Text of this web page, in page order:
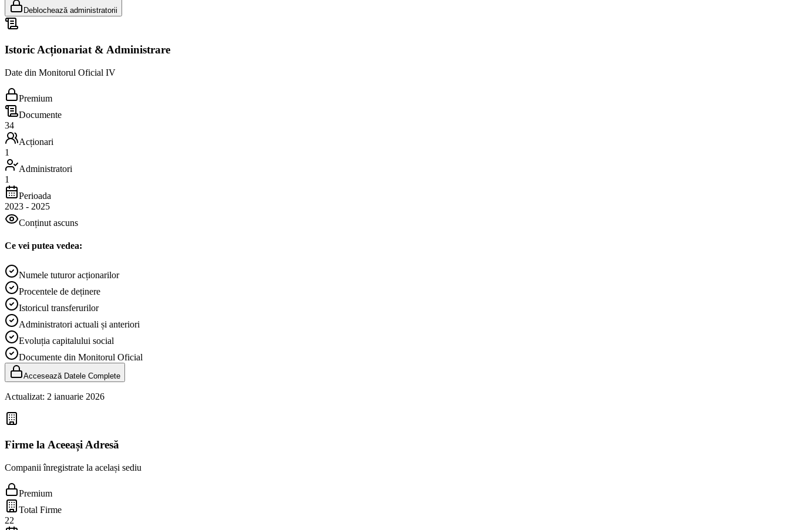
Deblochează administratorii
Istoric Acționariat & Administrare
Date din Monitorul Oficial IV
Premium
Documente
34
Acționari
1
Administratori
1
Perioada
2023 - 2025
Conținut ascuns
Ce vei putea vedea:
Numele tuturor acționarilor
Procentele de deținere
Istoricul transferurilor
Administratori actuali și anteriori
Evoluția capitalului social
Documente din Monitorul Oficial
Accesează Datele Complete
Actualizat: 2 ianuarie 2026
Firme la Aceeași Adresă
Companii înregistrate la același sediu
Premium
Total Firme
22